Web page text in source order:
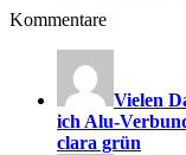
Kommentare
Vielen
ich Alu-
clara grün